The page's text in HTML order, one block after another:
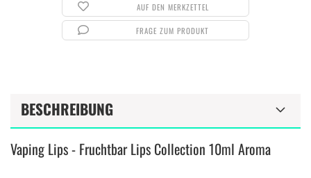
AUF DEN MERKZETTEL
FRAGE ZUM PRODUKT
BESCHREIBUNG
Vaping Lips - FruchtbarLips Collection 10ml Aroma